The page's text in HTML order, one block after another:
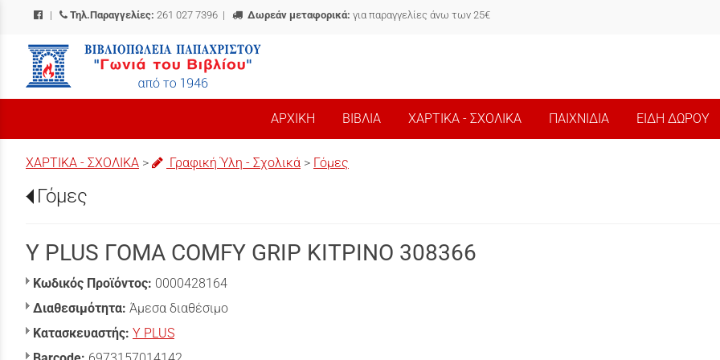
| Τηλ.Παραγγελίες: 261 027 7396 | Δωρεάν μεταφορικά: για παραγγελίες άνω των 25€
/
ΑΡΧΙΚΗ ΒΙΒΛΙΑ ΧΑΡΤΙΚΑ - ΣΧΟΛΙΚΑ ΠΑΙΧΝΙΔΙΑ ΕΙΔΗ ΔΩΡΟΥ
ΧΑΡΤΙΚΑ - ΣΧΟΛΙΚΑ > Γραφική Ύλη - Σχολικά > Γόμες
Γόμες
Y PLUS ΓΟΜΑ COMFY GRIP ΚΙΤΡΙΝΟ 308366
Κωδικός Προϊόντος: 0000428164
Διαθεσιμότητα: Άμεσα διαθέσιμο
Κατασκευαστής: Y PLUS